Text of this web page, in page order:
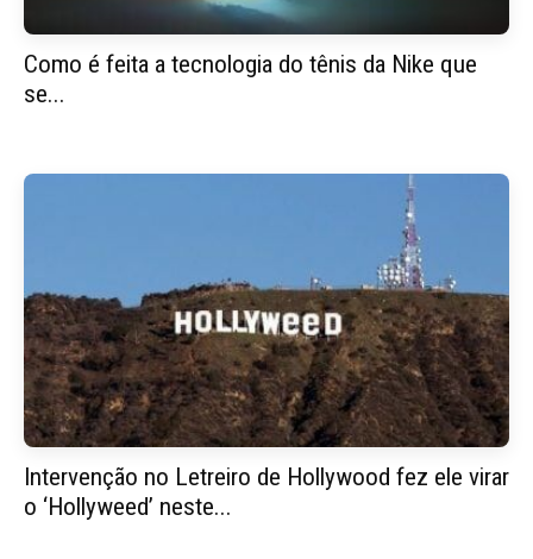
Como é feita a tecnologia do tênis da Nike que
se...
Intervenção no Letreiro de Hollywood fez ele virar
o ‘Hollyweed’ neste...